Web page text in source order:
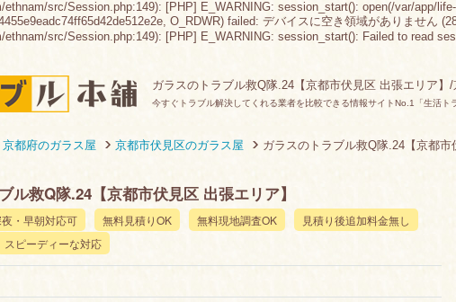
src/Session.php:149): [PHP] E_WARNING: session_start(): open(/var/app/
O_RDWR) failed: デバイスに空き領域がありません
src/Session.php:149): [PHP] E_WARNING: session_start(): Failed to read
ガラスのトラブル救Q隊.24【京都市伏見区 出張エリア】
今すぐトラブル解決してくれる業者を比較できる情報サイトNo.1「生活ト
京都府のガラス屋 京都市伏見区のガラス屋 ガラスのトラブル救Q隊.24【京都市
ル救Q隊.24【京都市伏見区 出張エリア】
・早朝対応可 無料見積りOK 無料現地調査OK
見積り後追加料金無し
スピーディーな対応